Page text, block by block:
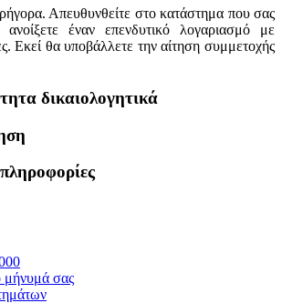
Απευθυνθείτε στο κατάστημα που σας
ανοίξετε έναν επενδυτικό λογαριασμό με
Εκεί θα υποβάλλετε την αίτηση συμμετοχής
δικαιολογητικά
μήνυμά σας